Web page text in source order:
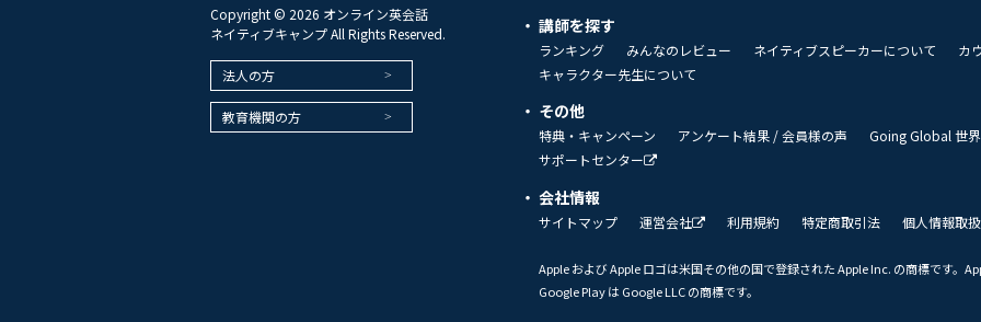
Copyright © 2026 オンライン英会話
ネイティブキャンプ All Rights Reserved.
法人の方
教育機関の方
講師を探す
ランキング みんなのレビュー ネイティブスピーカーについて
カ
キャラクター先生について
その他
特典・キャンペーン アンケート結果 / 会員様の声 Going Global 世
サポートセンター
会社情報
サイトマップ 運営会社 利用規約 特定商取引法 個人情報取
Apple および Apple ロゴは米国その他の国で登録された Apple Inc. の商標です。
Google Play は Google LLC の商標です。